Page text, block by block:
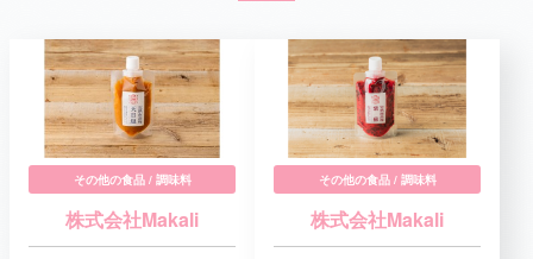
その他の食品 / 調味料
株式会社Makali
その他の食品 / 調味料
株式会社Makali